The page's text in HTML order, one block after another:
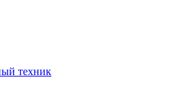
техник